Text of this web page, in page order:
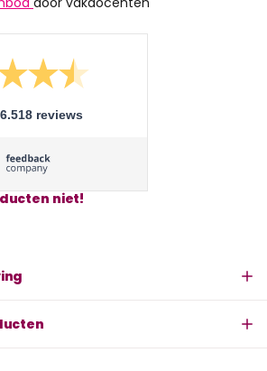
6.518 reviews
niet!